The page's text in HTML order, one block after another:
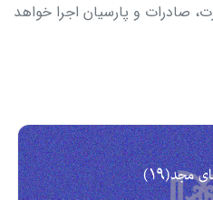
صادرات و پارسیان اجرا خواهد